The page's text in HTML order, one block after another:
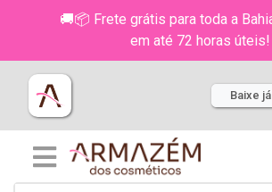
🚚📦 Frete grátis para toda a
em até 72 horas úteis!
Baixe